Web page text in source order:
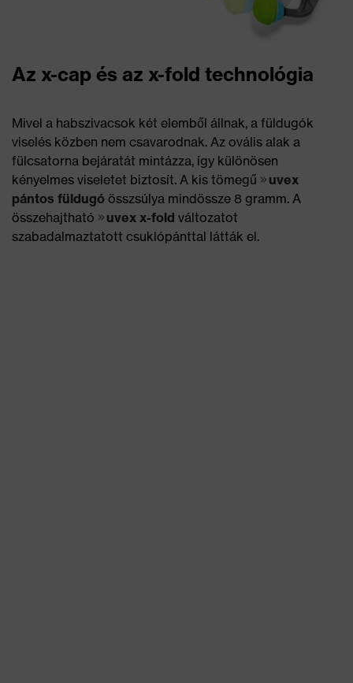
Az x-cap és az x-fold technológia
Mivel a habszivacsok két elemből állnak, a füldugók
viselés közben nem csavarodnak. Az ovális alak a
fülcsatorna bejáratát mintázza, így különösen
kényelmes viseletet biztosít. A kis tömegű
uvex
pántos füldugó összsúlya mindössze 8 gramm. A
összehajtható
uvex x-fold változatot
szabadalmaztatott csuklópánttal látták el.